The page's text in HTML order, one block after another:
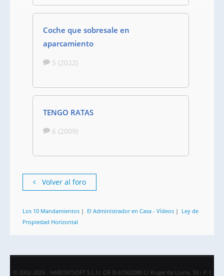
Coche que sobresale en
aparcamiento
5 (2022)
TENGO RATAS
6 (2009)
Volver al foro
Los 10 Mandamientos | El Administrador en Casa - Vídeos | Ley de
Propiedad Horizontal
© 2002-2026 - HABITATSOFT S.L.U. CIF B-61562088 C/ Roger de Lluria, 50 - P.1